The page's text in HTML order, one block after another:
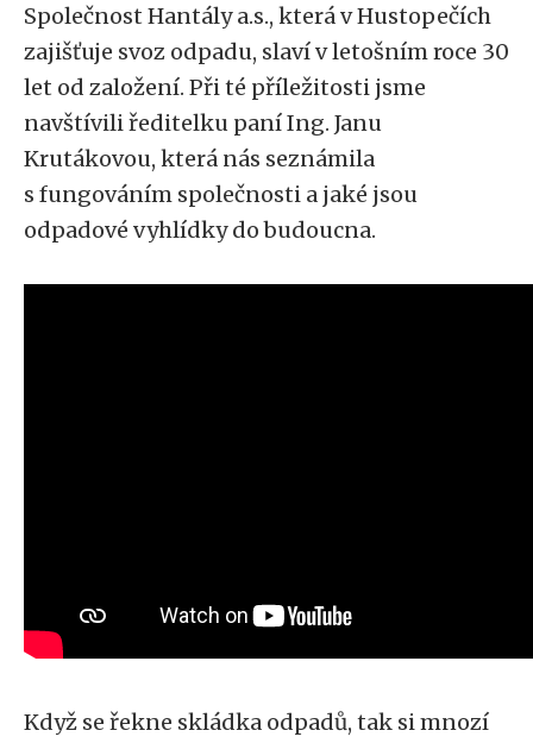
Společnost Hantály a.s., která v Hustopečích
zajišťuje svoz odpadu, slaví v letošním roce 30
let od založení. Při té příležitosti jsme
navštívili ředitelku paní Ing. Janu
Krutákovou, která nás seznámila
s fungováním společnosti a jaké jsou
odpadové vyhlídky do budoucna.
Když se řekne skládka odpadů, tak si mnozí